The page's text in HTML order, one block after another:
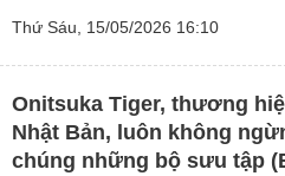
Thứ Sáu, 15/05/2026 16:10
Onitsuka Tiger, thương
Nhật Bản, luôn không
chúng những bộ sưu tập